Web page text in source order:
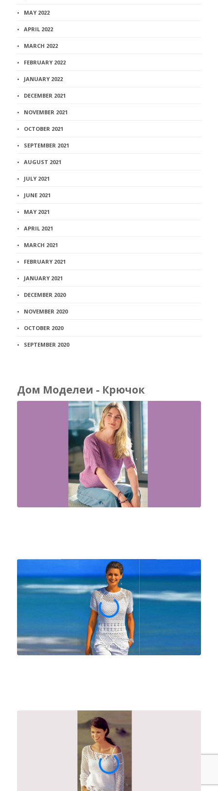
MAY 2022
APRIL 2022
MARCH 2022
FEBRUARY 2022
JANUARY 2022
DECEMBER 2021
NOVEMBER 2021
OCTOBER 2021
SEPTEMBER 2021
AUGUST 2021
JULY 2021
JUNE 2021
MAY 2021
APRIL 2021
MARCH 2021
FEBRUARY 2021
JANUARY 2021
DECEMBER 2020
NOVEMBER 2020
OCTOBER 2020
SEPTEMBER 2020
Дом Моделеи - Крючок